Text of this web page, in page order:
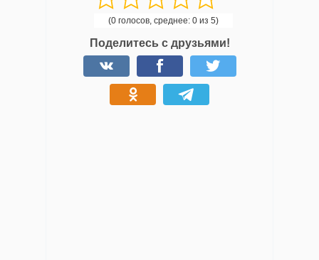
(0 голосов, среднее: 0 из 5)
Поделитесь с друзьями!